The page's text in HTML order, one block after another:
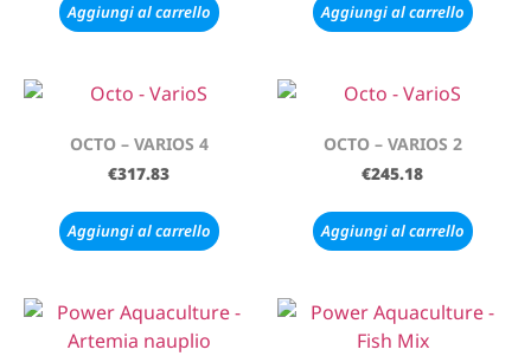
Aggiungi al carrello Aggiungi al carrello
OCTO – VARIOS 4
€317.83
Aggiungi al carrello
OCTO – VARIOS 2
€245.18
Aggiungi al carrello